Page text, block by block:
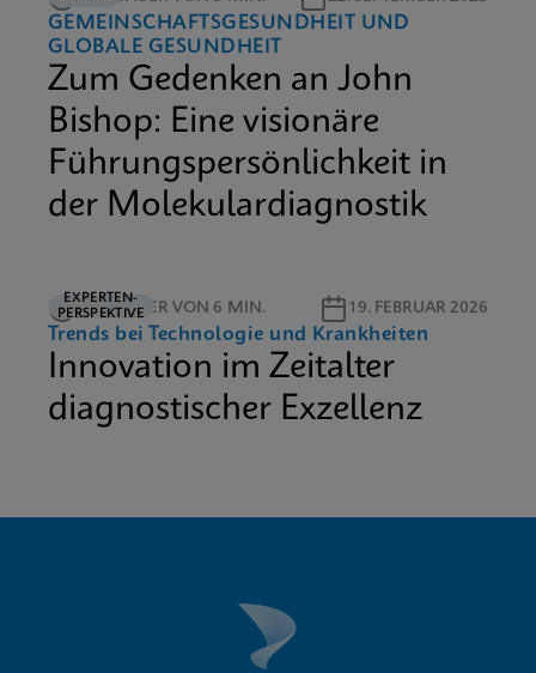
GEMEINSCHAFTSGESUNDHEIT UND
GLOBALE GESUNDHEIT
Zum Gedenken an John
Bishop: Eine visionäre
Führungspersönlichkeit in
der Molekulardiagnostik
EXPERTEN-
PERSPEKTIVE
LESEDAUER VON 6 MIN. 19. FEBRUAR 2026
Trends bei Technologie und Krankheiten
Innovation im Zeitalter
diagnostischer Exzellenz